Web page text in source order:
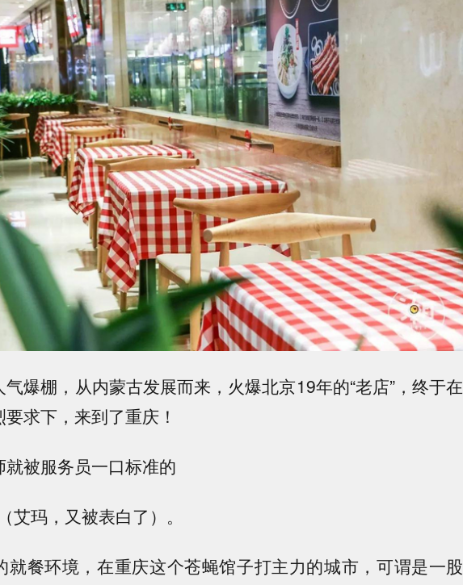
爆棚，从内蒙古发展而来，火爆北京19年的“老店”，终于在
求下，来到了重庆！
被服务员一口标准的
艾玛，又被表白了）。
就餐环境，在重庆这个苍蝇馆子打主力的城市，可谓是一股